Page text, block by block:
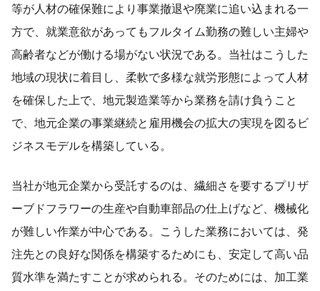
等が人材の確保難により事業撤退や廃業に追い込まれる一
方で、就業意欲があってもフルタイム勤務の難しい主婦や
高齢者などが働ける場がない状況である。当社はこうした
地域の現状に着目し、柔軟で多様な就労形態によって人材
を確保した上で、地元製造業等から業務を請け負うこと
で、地元企業の事業継続と雇用機会の拡大の実現を図るビ
ジネスモデルを構築している。
当社が地元企業から受託するのは、繊細さを要するプリザ
ーブドフラワーの生産や自動車部品の仕上げなど、機械化
が難しい作業が中心である。こうした業務においては、発
注先との良好な関係を構築するためにも、安定して高い品
質水準を満たすことが求められる。そのためには、加工業